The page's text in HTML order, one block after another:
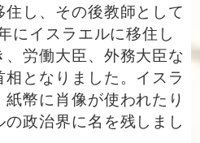
住し、その後教師として
にイスラエルに移住し
労働大臣、外務大臣な
となりました。イスラ
幣に肖像が使われたり
政治界に名を残しまし